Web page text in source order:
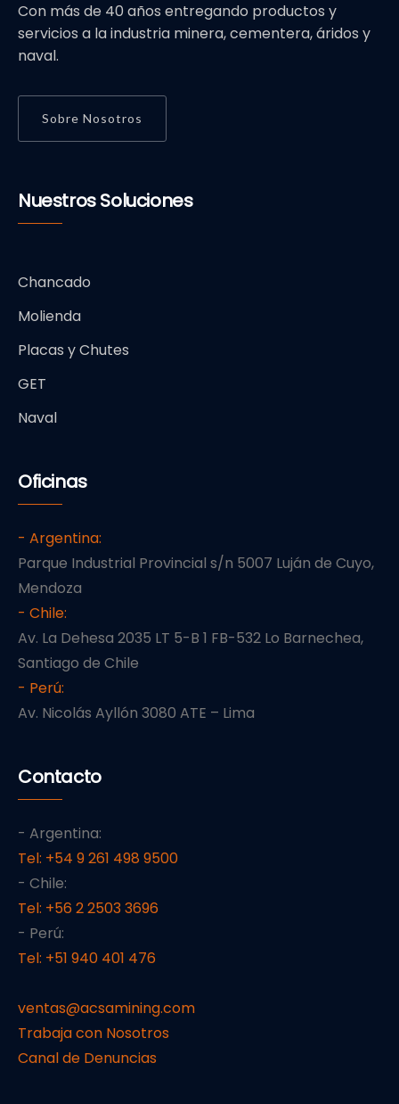
Con más de 40 años entregando productos y
servicios a la industria minera, cementera, áridos y
naval.
Sobre Nosotros
Nuestros Soluciones
Chancado
Molienda
Placas y Chutes
GET
Naval
Oficinas
- Argentina:
Parque Industrial Provincial s/n 5007 Luján de Cuyo,
Mendoza
- Chile:
Av. La Dehesa 2035 LT 5-B 1 FB-532 Lo Barnechea,
Santiago de Chile
- Perú:
Av. Nicolás Ayllón 3080 ATE – Lima
Contacto
- Argentina:
Tel: +54 9 261 498 9500
- Chile:
Tel: +56 2 2503 3696
- Perú:
Tel: +51 940 401 476
ventas@acsamining.com
Trabaja con Nosotros
Canal de Denuncias